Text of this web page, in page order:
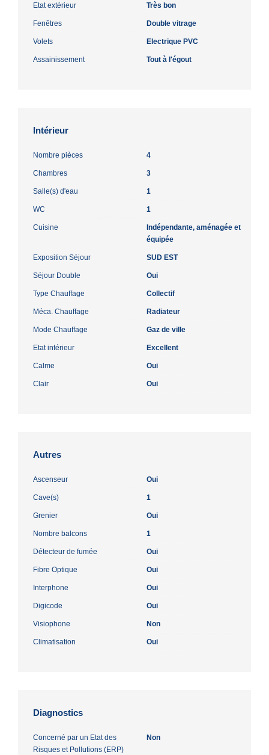
Etat extérieur Très bon
Fenêtres Double vitrage
Volets Electrique PVC
Assainissement Tout à l'égout
Intérieur
Nombre pièces 4
Chambres 3
Salle(s) d'eau 1
WC 1
Cuisine
Indépendante, aménagée et
équipée
Exposition Séjour SUD EST
Séjour Double Oui
Type Chauffage Collectif
Méca. Chauffage Radiateur
Mode Chauffage Gaz de ville
Etat intérieur Excellent
Calme Oui
Clair Oui
Autres
Ascenseur Oui
Cave(s) 1
Grenier Oui
Nombre balcons 1
Détecteur de fumée Oui
Fibre Optique Oui
Interphone Oui
Digicode Oui
Visiophone Non
Climatisation Oui
Diagnostics
Concerné par un Etat des
Risques et Pollutions (ERP)
Non